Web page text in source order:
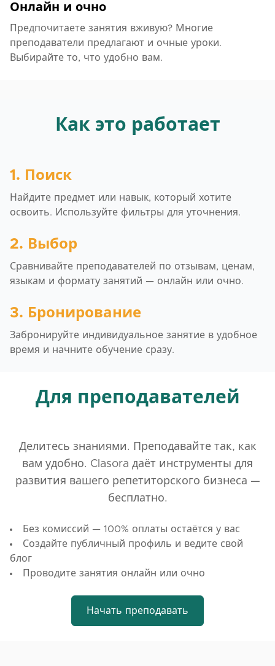
Онлайн и очно
Предпочитаете занятия вживую? Многие
преподаватели предлагают и очные уроки.
Выбирайте то, что удобно вам.
Как это работает
1. Поиск
Найдите предмет или навык, который хотите
освоить. Используйте фильтры для уточнения.
2. Выбор
Сравнивайте преподавателей по отзывам, ценам,
языкам и формату занятий — онлайн или очно.
3. Бронирование
Забронируйте индивидуальное занятие в удобное
время и начните обучение сразу.
Для преподавателей
Делитесь знаниями. Преподавайте так, как
вам удобно. Clasora даёт инструменты для
развития вашего репетиторского бизнеса —
бесплатно.
Без комиссий — 100% оплаты остаётся у вас
Создайте публичный профиль и ведите свой
блог
Проводите занятия онлайн или очно
Начать преподавать